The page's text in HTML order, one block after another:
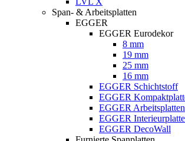
Span- & Arbeitsplatten
EGGER
EGGER Eurodekor
8 mm
19 mm
25 mm
16 mm
EGGER Schichtstoff
EGGER
EGGER Arbeitsplatten
EGGER
EGGER DecoWall